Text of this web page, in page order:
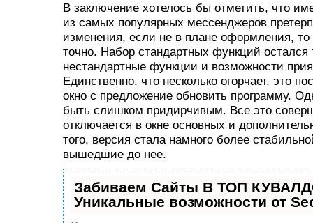
В заключение хотелось бы отметить, что
из самых популярных мессенджеров
изменения, если не в плане оформления,
точно. Набор стандартных функций
нестандартные функции и возможности
Единственно, что несколько огорчает, это
окно с предложение обновить программу.
быть слишком придирчивым. Все это
отключается в окне основных и
того, версия стала намного более
вышедшие до нее.
Забиваем Сайты В ТОП
Уникальные возможности от